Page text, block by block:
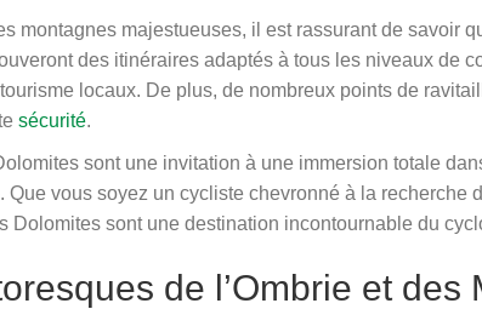
montagnes majestueuses, il est rassurant de savoir
des itinéraires adaptés à tous les niveaux de
locaux. De plus, de nombreux points de
sécurité.
sont une invitation à une immersion totale
vous soyez un cycliste chevronné à la
Dolomites sont une destination incontournable du
de l’Ombrie et des